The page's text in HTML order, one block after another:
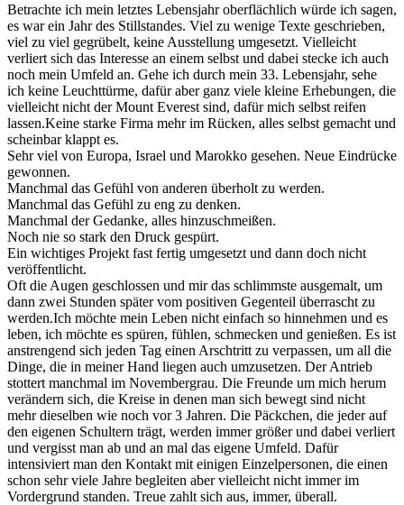
Betrachte ich mein letztes Lebensjahr oberflächlich würde ich sagen,
es war ein Jahr des Stillstandes. Viel zu wenige Texte geschrieben,
viel zu viel gegrübelt, keine Ausstellung umgesetzt. Vielleicht
verliert sich das Interesse an einem selbst und dabei stecke ich auch
noch mein Umfeld an. Gehe ich durch mein 33. Lebensjahr, sehe
ich keine Leuchttürme, dafür aber ganz viele kleine Erhebungen, die
vielleicht nicht der Mount Everest sind, dafür mich selbst reifen
lassen.Keine starke Firma mehr im Rücken, alles selbst gemacht und
scheinbar klappt es.
Sehr viel von Europa, Israel und Marokko gesehen. Neue Eindrücke
gewonnen.
Manchmal das Gefühl von anderen überholt zu werden.
Manchmal das Gefühl zu eng zu denken.
Manchmal der Gedanke, alles hinzuschmeißen.
Noch nie so stark den Druck gespürt.
Ein wichtiges Projekt fast fertig umgesetzt und dann doch nicht
veröffentlicht.
Oft die Augen geschlossen und mir das schlimmste ausgemalt, um
dann zwei Stunden später vom positiven Gegenteil überrascht zu
werden.Ich möchte mein Leben nicht einfach so hinnehmen und es
leben, ich möchte es spüren, fühlen, schmecken und genießen. Es ist
anstrengend sich jeden Tag einen Arschtritt zu verpassen, um all die
Dinge, die in meiner Hand liegen auch umzusetzen. Der Antrieb
stottert manchmal im Novembergrau. Die Freunde um mich herum
verändern sich, die Kreise in denen man sich bewegt sind nicht
mehr dieselben wie noch vor 3 Jahren. Die Päckchen, die jeder auf
den eigenen Schultern trägt, werden immer größer und dabei verliert
und vergisst man ab und an mal das eigene Umfeld. Dafür
intensiviert man den Kontakt mit einigen Einzelpersonen, die einen
schon sehr viele Jahre begleiten aber vielleicht nicht immer im
Vordergrund standen. Treue zahlt sich aus, immer, überall.